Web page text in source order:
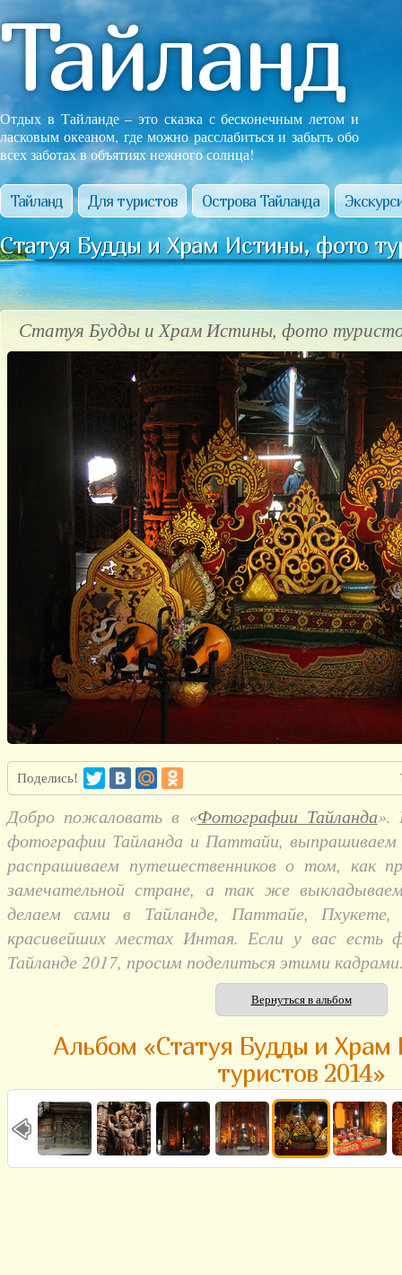
Тайланд
Отдых в Тайланде – это сказка с бесконечным летом и
ласковым океаном, где можно расслабиться и забыть обо
всех заботах в объятиях нежного солнца!
Тайланд Для туристов Острова Тайланда
Статуя Будды и Храм Истины, фото
Статуя Будды и Храм Истины, фото
Поделись!
Добро пожаловать в «Фотографии Тайланда».
фотографии Тайланда и Паттайи, выпрашиваем
распрашиваем путешественников о том, как
замечательной стране, а так же
делаем сами в Тайланде, Паттайе,
красивейших местах Интая. Если у вас есть
Тайланде 2017, просим поделиться этими
Вернуться в альбом
Альбом «Статуя Будды и
туристов 2014»